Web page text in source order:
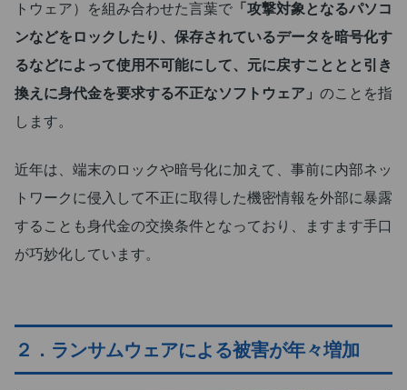
トウェア）を組み合わせた言葉で 「攻撃対象となるパソコ
ンなどをロックしたり、保存されているデータを暗号化す
るなどによって使用不可能にして、元に戻すこととと引き
換えに身代金を要求する不正なソフトウェア」 のことを指
します。
近年は、端末のロックや暗号化に加えて、事前に内部ネッ
トワークに侵入して不正に取得した機密情報を外部に暴露
することも身代金の交換条件となっており、ますます手口
が巧妙化しています。
２．ランサムウェアによる被害が年々増加